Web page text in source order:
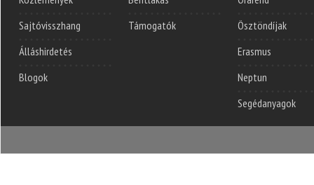
Sajtóvisszhang
Álláshirdetés
Blogok
Támogatók
Ösztöndíjak
Erasmus
Neptun
Segédanyagok